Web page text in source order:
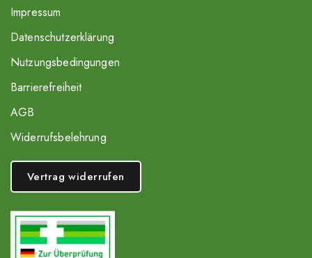
Impressum
Datenschutzerklärung
Nutzungsbedingungen
Barrierefreiheit
AGB
Widerrufsbelehrung
Vertrag widerrufen